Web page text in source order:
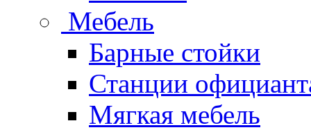
Мебель
Барные стойки
Станции
Мягкая мебель